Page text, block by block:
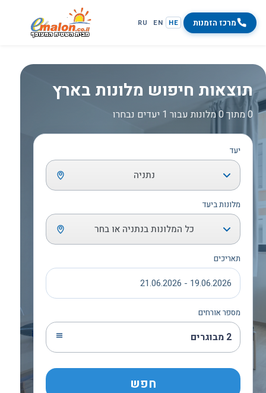
מרכז הזמנות HE
EN
RU
תוצאות חיפוש מלונות בארץ
0 מתוך 0 מלונות עבור 1 יעדים נבחרו
יעד
נתניה
מלונות ביעד
כל המלונות בנתניה או בחר
תאריכים
19.06.2026 - 21.06.2026
מספר אורחים
2 מבוגרים
חפש